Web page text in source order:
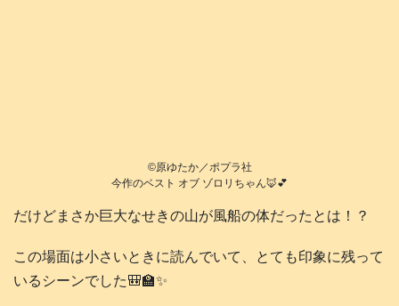
©️原ゆたか／ポプラ社
今作のベスト オブ ゾロリちゃん🦊💕
だけどまさか巨大なせきの山が風船の体だったとは！？
この場面は小さいときに読んでいて、とても印象に残って
いるシーンでした🎒🏫✨